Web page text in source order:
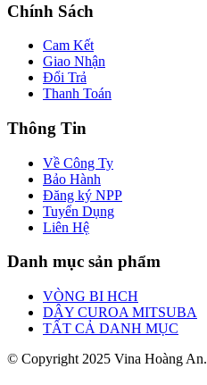
Chính Sách
Cam Kết
Giao Nhận
Đổi Trả
Thanh Toán
Thông Tin
Về Công Ty
Bảo Hành
Đăng ký NPP
Tuyển Dụng
Liên Hệ
Danh mục sản phẩm
VÒNG BI HCH
DÂY CUROA MITSUBA
TẤT CẢ DANH MỤC
© Copyright 2025 Vina Hoàng An.